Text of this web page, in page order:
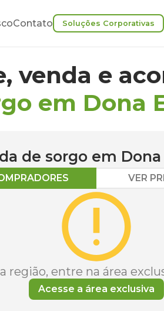
Contato Soluções Corporativas
venda e
em Dona
de sorgo em
VER
região, entre na área
Acesse a área exclusiva